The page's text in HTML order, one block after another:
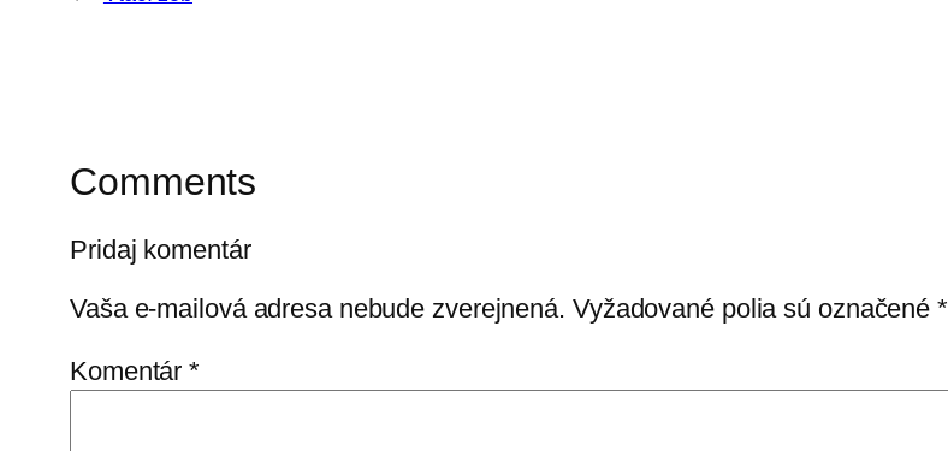
Comments
Pridaj komentár
Vaša e-mailová adresa nebude zverejnená. Vyžadované polia sú označené*
Komentár*